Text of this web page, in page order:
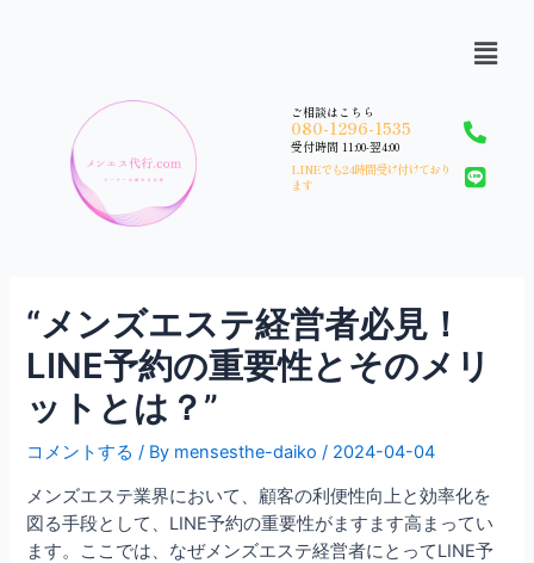
ご相談はこちら
080-1296-1535
受付時間 11:00-翌4:00
LINEでも24時間受け付けており
ます
“メンズエステ経営者必見！
LINE予約の重要性とそのメリ
ットとは？”
コメントする / By mensesthe-daiko/ 2024-04-04
メンズエステ業界において、顧客の利便性向上と効率化を
図る手段として、LINE予約の重要性がますます高まってい
ます。ここでは、なぜメンズエステ経営者にとってLINE予